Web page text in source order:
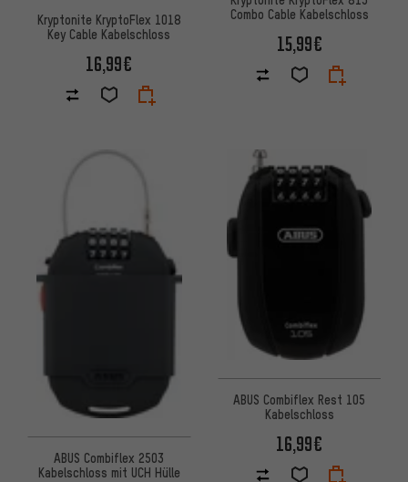
Kryptonite KryptoFlex 1018
Key Cable Kabelschloss
16,99€
Combo Cable Kabelschloss
15,99€
ABUS Combiflex 2503
Kabelschloss mit UCH Hülle
ABUS Combiflex Rest 105
Kabelschloss
16,99€